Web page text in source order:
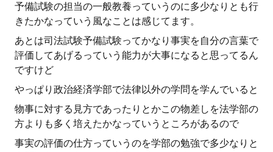
予備試験の担当の一般教養っていうのに多少なりとも行
きたかなっていう風なことは感じてます。
あとは司法試験予備試験ってかなり事実を自分の言葉で
評価してあげるっていう能力が大事になると思ってるん
ですけど
やっぱり政治経済学部で法律以外の学問を学んでいると
物事に対する見方であったりとかこの物差しを法学部の
方よりも多く培えたかなっていうところがあるので
事実の評価の仕方っていうのを学部の勉強で多少なりと